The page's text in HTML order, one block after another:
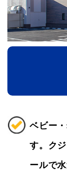
ベビー
す。ク
ールで